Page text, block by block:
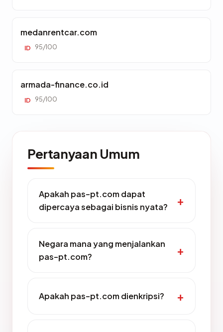
medanrentcar.com
ID 95/100
armada-finance.co.id
ID 95/100
Pertanyaan Umum
Apakah pas-pt.com dapat
dipercaya sebagai bisnis nyata?
Negara mana yang menjalankan
pas-pt.com?
Apakah pas-pt.com dienkripsi?